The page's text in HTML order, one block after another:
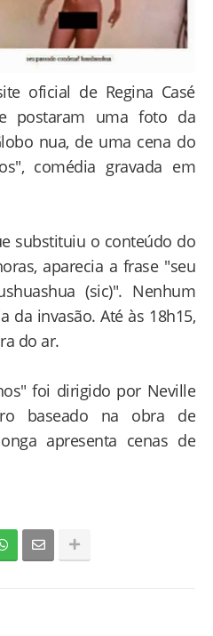
oficial de Regina Casé
postaram uma foto da
nua, de uma cena do
comédia gravada em
substituiu o conteúdo do
aparecia a frase "seu
(sic)". Nenhum
da invasão. Até às 18h15,
do ar.
foi dirigido por Neville
baseado na obra de
apresenta cenas de